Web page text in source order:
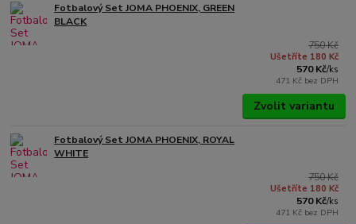
Fotbalový Set JOMA PHOENIX, GREEN
BLACK
750 Kč
Ušetříte 180 Kč
570 Kč/ks
471 Kč bez DPH
Zvolit variantu
Fotbalový Set JOMA PHOENIX, ROYAL
WHITE
750 Kč
Ušetříte 180 Kč
570 Kč/ks
471 Kč bez DPH